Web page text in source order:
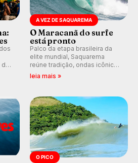
de
A VEZ DE SAQUAREMA
O Maracanã do surfe
está pronto
Palco da etapa brasileira da
elite mundial, Saquarema
reúne tradição, ondas icônicas,
torcida única e uma premiação
campeões.
leia mais »
O PICO